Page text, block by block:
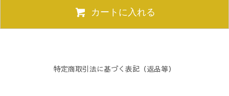
カートに入れる
特定商取引法に基づく表記（返品等）